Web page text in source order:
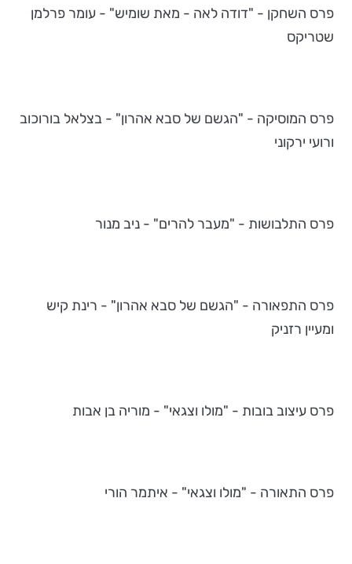
פרס השחקן - "דודה לאה - מאת שומיש" - עומר פרלמן
שטריקס
פרס המוסיקה - "הגשם של סבא אהרון" - בצלאל בורוכוב
ורועי ירקוני
פרס התלבושות - "מעבר להרים" - ניב מנור
פרס התפאורה - "הגשם של סבא אהרון" - רינת קיש
ומעיין רזניק
פרס עיצוב בובות - "מולו וצגאי" - מוריה בן אבות
פרס התאורה - "מולו וצגאי" - איתמר הורי